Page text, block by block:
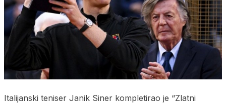
Italijanski teniser Јanik Siner kompletirao je “Zlatni